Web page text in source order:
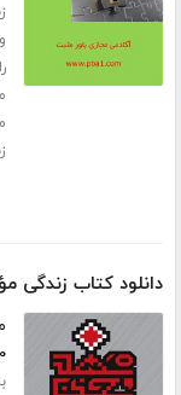
دانلود کتاب زندگی